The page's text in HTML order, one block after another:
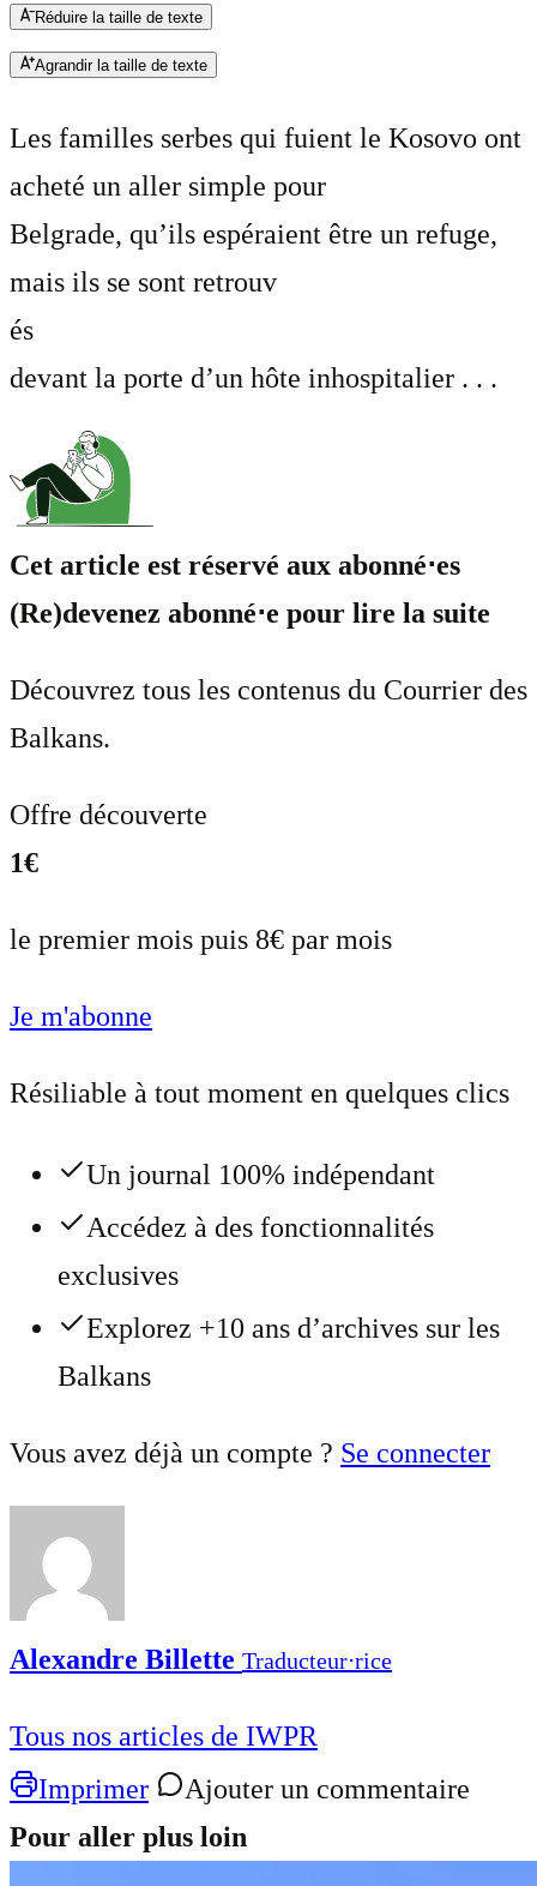
Réduire la taille de texte
Agrandir la taille de texte
Les familles serbes qui fuient le Kosovo ont
acheté un aller simple pour
Belgrade, qu’ils espéraient être un refuge,
mais ils se sont retrouv
és
devant la porte d’un hôte inhospitalier . . .
Cet article est réservé aux abonné⋅es
(Re)devenez abonné⋅e pour lire la suite
Découvrez tous les contenus du Courrier des
Balkans.
Offre découverte
1€
le premier mois puis 8€ par mois
Je m'abonne
Résiliable à tout moment en quelques clics
Un journal 100% indépendant
Accédez à des fonctionnalités
exclusives
Explorez +10 ans d’archives sur les
Balkans
Vous avez déjà un compte ? Se connecter
Alexandre Billette Traducteur⋅rice
Tous nos articles de IWPR
Imprimer
Ajouter un commentaire
Pour aller plus loin